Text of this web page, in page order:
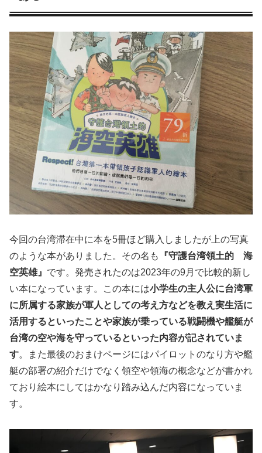
今回の台湾滞在中に本を5冊ほど購入しましたが上の写真
のような本がありました。その名も
『守護台湾領土的 海
空英雄』 です。発売されたのは2023年の9月で比較的新し
い本になっています。この本には小学生の主人公に台湾軍
に所属する家族が軍人としての考え方などを教え実生活に
活用するといったことや家族が乗っている戦闘機や艦艇が
台湾の空や海を守っているといった内容が記されていま
す。また最後のおまけページにはパイロットのなり方や艦
艇の部署の紹介だけでなく領空や領海の概念などが書かれ
ており絵本にしてはかなり踏み込んだ内容になっていま
す。